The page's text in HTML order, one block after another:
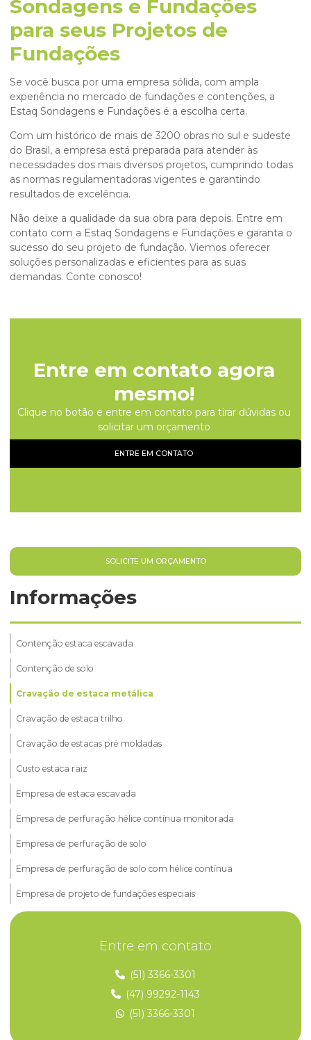
Sondagens e Fundações
para seus Projetos de
Fundações
Se você busca por uma empresa sólida, com ampla
experiência no mercado de fundações e contenções, a
Estaq Sondagens e Fundações é a escolha certa.
Com um histórico de mais de 3200 obras no sul e sudeste
do Brasil, a empresa está preparada para atender às
necessidades dos mais diversos projetos, cumprindo todas
as normas regulamentadoras vigentes e garantindo
resultados de excelência.
Não deixe a qualidade da sua obra para depois. Entre em
contato com a Estaq Sondagens e Fundações e garanta o
sucesso do seu projeto de fundação. Viemos oferecer
soluções personalizadas e eficientes para as suas
demandas. Conte conosco!
Entre em contato agora
mesmo!
Clique no botão e entre em contato para tirar dúvidas ou
solicitar um orçamento
ENTRE EM CONTATO
SOLICITE UM ORÇAMENTO
Informações
Contenção estaca escavada
Contenção de solo
Cravação de estaca metálica
Cravação de estaca trilho
Cravação de estacas pré moldadas
Custo estaca raiz
Empresa de estaca escavada
Empresa de perfuração hélice contínua monitorada
Empresa de perfuração de solo
Empresa de perfuração de solo com hélice contínua
Empresa de projeto de fundações especiais
Empresa que faz perfuração hélice contínua monitorada
Empresa de solo grampeado
Empresa de sondagem de solo
Empresas de estaca raiz
Entre em contato
(51) 3366-3301
(47) 99292-1143
(51) 3366-3301